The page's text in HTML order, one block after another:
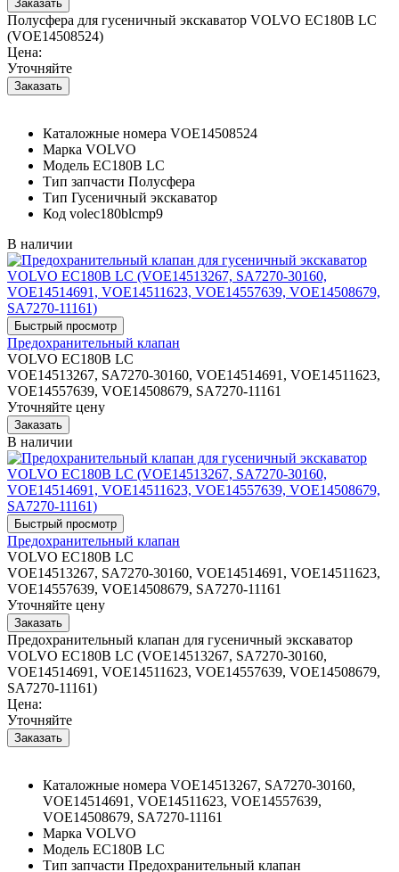
Полусфера для гусеничный экскаватор VOLVO EC180B LC
(VOE14508524)
Цена:
Уточняйте
Каталожные номера VOE14508524
Марка VOLVO
Модель EC180B LC
Тип запчасти Полусфера
Тип Гусеничный экскаватор
Код volec180blcmp9
В наличии
Предохранительный клапан
VOLVO EC180B LC
VOE14513267, SA7270-30160, VOE14514691, VOE14511623,
VOE14557639, VOE14508679, SA7270-11161
Уточняйте цену
В наличии
Предохранительный клапан
VOLVO EC180B LC
VOE14513267, SA7270-30160, VOE14514691, VOE14511623,
VOE14557639, VOE14508679, SA7270-11161
Уточняйте цену
Предохранительный клапан для гусеничный экскаватор
VOLVO EC180B LC (VOE14513267, SA7270-30160,
VOE14514691, VOE14511623, VOE14557639, VOE14508679,
SA7270-11161)
Цена:
Уточняйте
Каталожные номера VOE14513267, SA7270-30160,
VOE14514691, VOE14511623, VOE14557639,
VOE14508679, SA7270-11161
Марка VOLVO
Модель EC180B LC
Тип запчасти Предохранительный клапан